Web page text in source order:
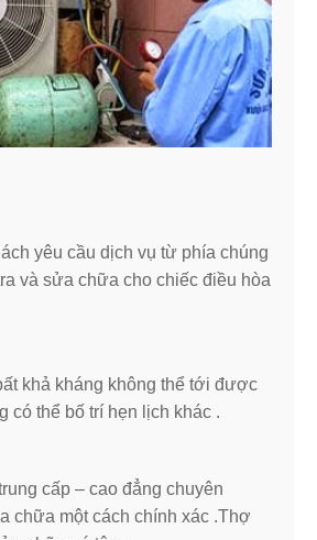
yêu cầu dịch vụ từ phía chúng
và sửa chữa cho chiếc điều hòa
khả kháng không thể tới được
có thể bố trí hẹn lịch khác .
cấp – cao đẳng chuyên
chữa một cách chính xác .Thợ